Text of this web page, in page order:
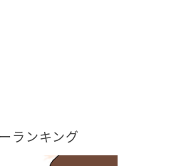
ランキング